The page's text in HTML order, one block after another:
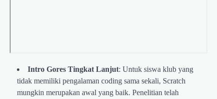
Intro Gores Tingkat Lanjut: Untuk siswa klub yang
tidak memiliki pengalaman coding sama sekali, Scratch
mungkin merupakan awal yang baik. Penelitian telah